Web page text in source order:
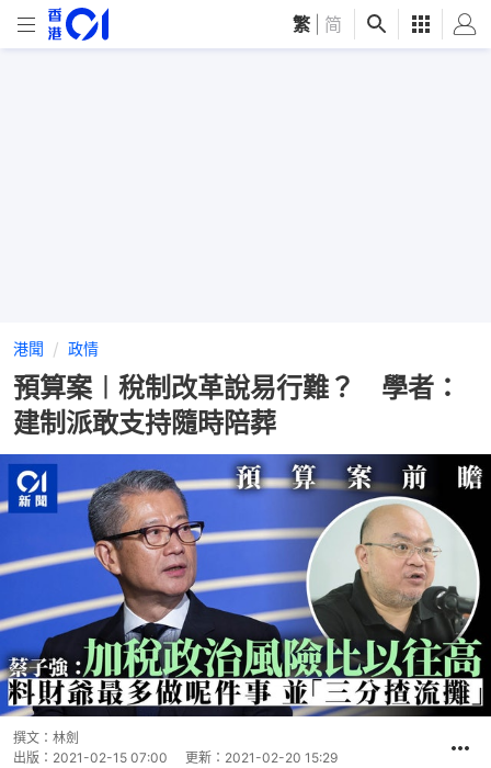
繁 简
港聞 政情
預算案︱稅制改革說易行難？ 學者：
建制派敢支持隨時陪葬
撰文： 林劍
出版： 2021-02-15 07:00 更新： 2021-02-20 15:29